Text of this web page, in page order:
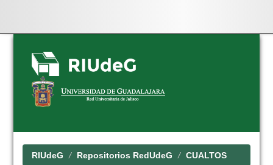
Skip
navigation
RIUdeG Repositorios RedUdeG CUALTOS